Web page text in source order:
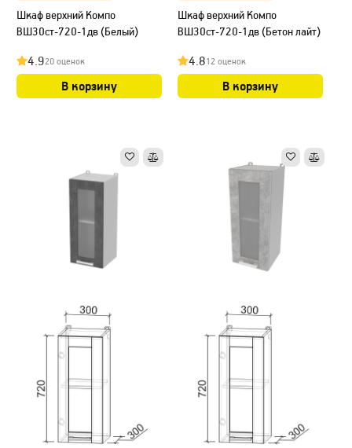
Шкаф верхний Компо
ВШ30ст-720-1дв (Белый)
4.920 оценок
В корзину
Шкаф верхний Компо
ВШ30ст-720-1дв (Бетон лайт)
4.812 оценок
В корзину